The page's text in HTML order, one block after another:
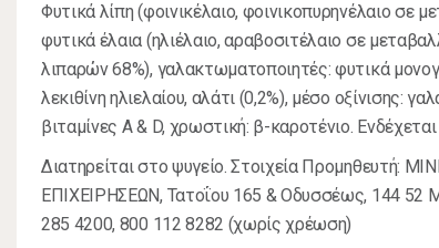
Φυτικά λίπη (φοινικέλαιο, φοινικοπυρηνέλαιο σε
φυτικά έλαια (ηλιέλαιο, αραβοσιτέλαιο σε
λιπαρών 68%), γαλακτωματοποιητές: φυτικά
λεκιθίνη ηλιελαίου, αλάτι (0,2%), μέσο οξίνισης:
βιταμίνες Α & D, χρωστική: β-καροτένιο.
Διατηρείται στο ψυγείο. Στοιχεία Προμηθευτή:
ΕΠΙΧΕΙΡΗΣΕΩΝ, Τατοΐου 165 & Οδυσσέως, 144 52
285 4200, 800 112 8282 (χωρίς χρέωση)